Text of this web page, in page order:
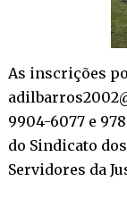
As inscrições
9904-6077 e
do Sindicato
Servidores da